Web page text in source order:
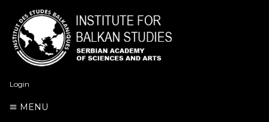
Login
MENU